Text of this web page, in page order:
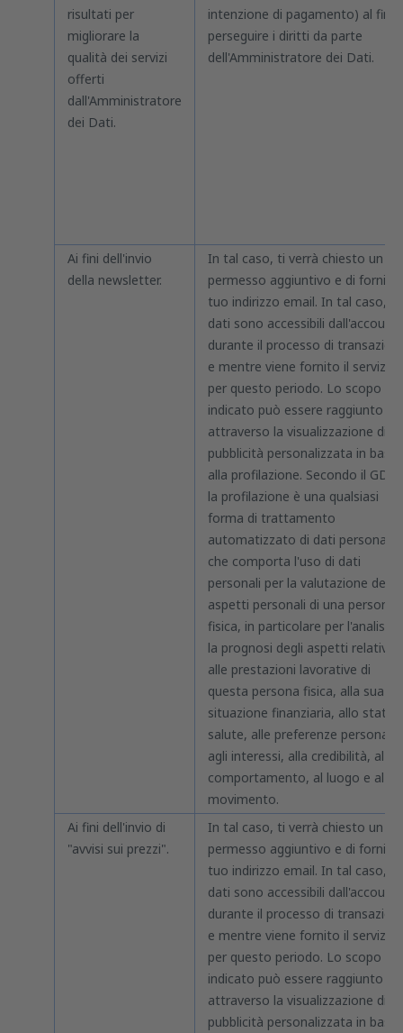
risultati per
migliorare la
qualità dei servizi
offerti
dall'Amministratore
dei Dati.
intenzione di pagamento) al fine
perseguire i diritti da parte
dell'Amministratore dei Dati.
Ai fini dell'invio
della newsletter.
In tal caso, ti verrà chiesto un
permesso aggiuntivo e di fornire
tuo indirizzo email. In tal caso, i
dati sono accessibili dall'account
durante il processo di
e mentre viene fornito il servizio
per questo periodo. Lo scopo
indicato può essere raggiunto
attraverso la visualizzazione di
pubblicità personalizzata in base
alla profilazione. Secondo il
la profilazione è una qualsiasi
forma di trattamento
automatizzato di dati personali
che comporta l'uso di dati
personali per la valutazione degli
aspetti personali di una persona
fisica, in particolare per l'analisi o
la prognosi degli aspetti relativi
alle prestazioni lavorative di
questa persona fisica, alla sua
situazione finanziaria, allo stato
salute, alle preferenze personali,
agli interessi, alla credibilità, al
comportamento, al luogo e al
movimento.
Ai fini dell'invio di
"avvisi sui prezzi".
In tal caso, ti verrà chiesto un
permesso aggiuntivo e di fornire
tuo indirizzo email. In tal caso, i
dati sono accessibili dall'account
durante il processo di
e mentre viene fornito il servizio
per questo periodo. Lo scopo
indicato può essere raggiunto
attraverso la visualizzazione di
pubblicità personalizzata in base